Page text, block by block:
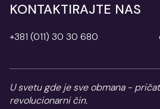
KONTAKTIRAJTE NAS
+381 (011) 30 30 680
U svetu gde je sve obmana -
revolucionarni čin.